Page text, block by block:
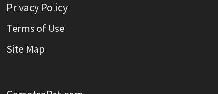
Privacy Policy
Terms of Use
Site Map